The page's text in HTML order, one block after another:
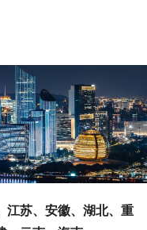
江苏、安徽、湖北、重